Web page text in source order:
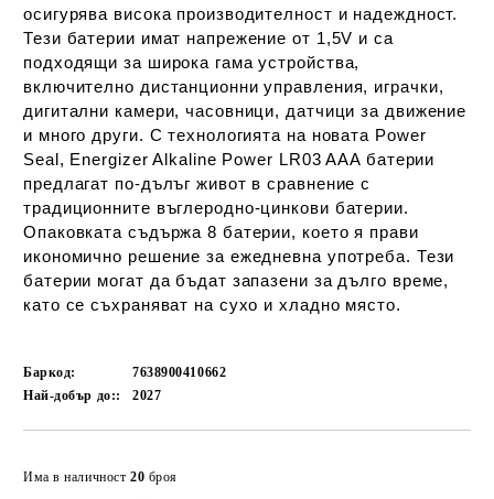
осигурява висока производителност и надеждност.
Тези батерии имат напрежение от 1,5V и са
подходящи за широка гама устройства,
включително дистанционни управления, играчки,
дигитални камери, часовници, датчици за движение
и много други. С технологията на новата Power
Seal, Energizer Alkaline Power LR03 AAA батерии
предлагат по-дълъг живот в сравнение с
традиционните въглеродно-цинкови батерии.
Опаковката съдържа 8 батерии, което я прави
икономично решение за ежедневна употреба. Тези
батерии могат да бъдат запазени за дълго време,
като се съхраняват на сухо и хладно място.
Баркод:
7638900410662
Най-добър до::
2027
Има в наличност 20 броя